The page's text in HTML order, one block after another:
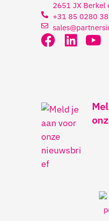
2651 JX Berkel
+31 85 0280